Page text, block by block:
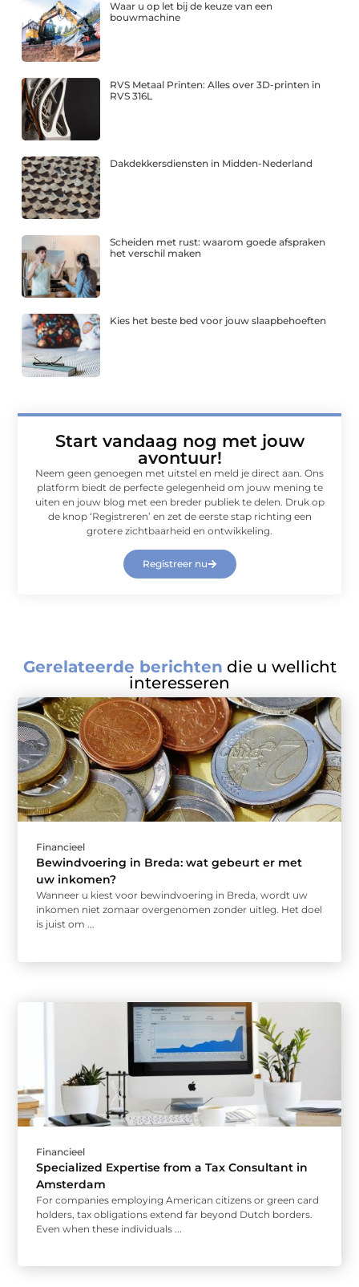
Waar u op let bij de keuze van een
bouwmachine
RVS Metaal Printen: Alles over 3D-printen in
RVS 316L
Dakdekkersdiensten in Midden-Nederland
Scheiden met rust: waarom goede afspraken
het verschil maken
Kies het beste bed voor jouw slaapbehoeften
Start vandaag nog met jouw
avontuur!
Neem geen genoegen met uitstel en meld je direct aan. Ons
platform biedt de perfecte gelegenheid om jouw mening te
uiten en jouw blog met een breder publiek te delen. Druk op
de knop ‘Registreren’ en zet de eerste stap richting een
grotere zichtbaarheid en ontwikkeling.
Registreer nu
Gerelateerde berichten die u wellicht
interesseren
Financieel
Bewindvoering in Breda: wat gebeurt er met
uw inkomen?
Wanneer u kiest voor bewindvoering in Breda, wordt uw
inkomen niet zomaar overgenomen zonder uitleg. Het doel
is juist om ...
Financieel
Specialized Expertise from a Tax Consultant in
Amsterdam
For companies employing American citizens or green card
holders, tax obligations extend far beyond Dutch borders.
Even when these individuals ...